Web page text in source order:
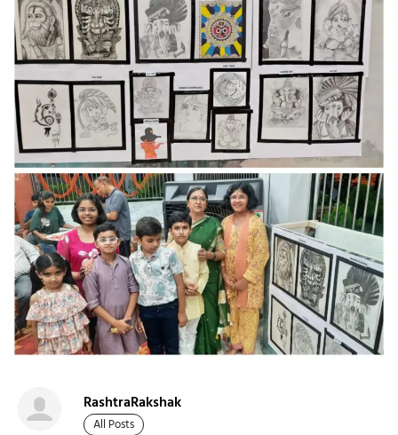
RashtraRakshak
All Posts